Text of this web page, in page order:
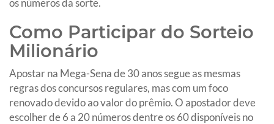
os números da sorte.
Como Participar do Sorteio
Milionário
Apostar na Mega-Sena de 30 anos segue as mesmas
regras dos concursos regulares, mas com um foco
renovado devido ao valor do prêmio. O apostador deve
escolher de 6 a 20 números dentre os 60 disponíveis no